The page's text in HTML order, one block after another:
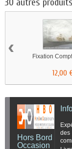
Fixation
12,00
‹
Hors Bord
Occasion
des